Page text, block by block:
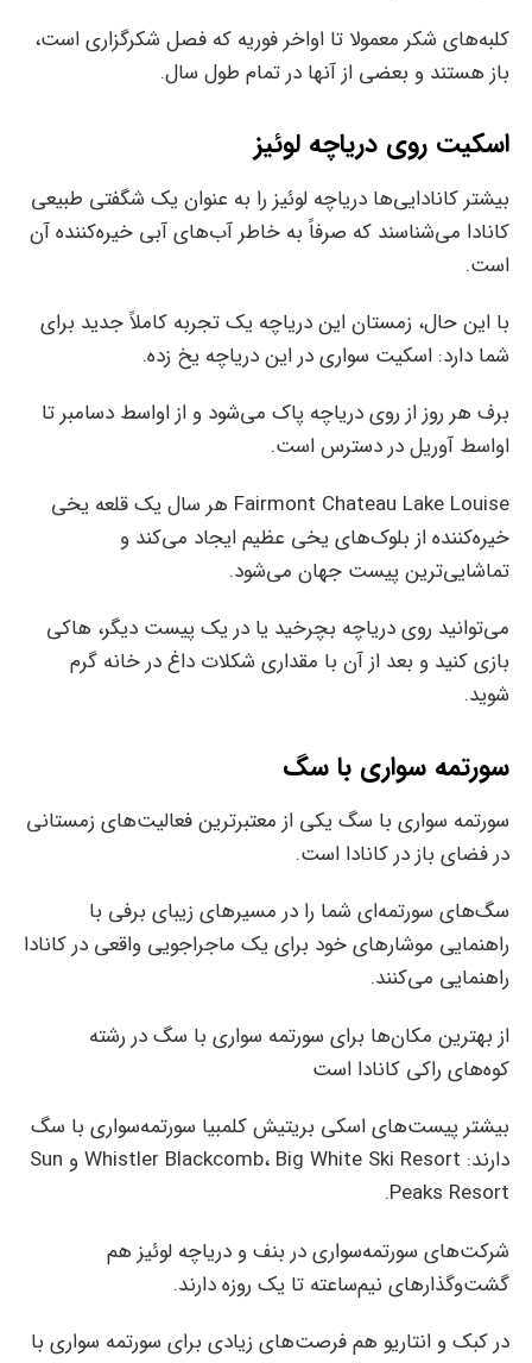
کلبه‌های شکر معمولا تا اواخر فوریه که فصل شکرگزاری است،
باز هستند و بعضی از آنها در تمام طول سال.
اسکیت روی دریاچه لوئیز
بیشتر کانادایی‌ها دریاچه لوئیز را به عنوان یک شگفتی طبیعی
کانادا می‌شناسند که صرفاً به خاطر آب‌های آبی خیره‌کننده آن
است.
با این حال، زمستان این دریاچه یک تجربه کاملاً جدید برای
شما دارد: اسکیت سواری در این دریاچه یخ زده.
برف هر روز از روی دریاچه پاک می‌شود و از اواسط دسامبر تا
اواسط آوریل در دسترس است.
Fairmont Chateau Lake Louise هر سال یک قلعه یخی
خیره‌کننده از بلوک‌های یخی عظیم ایجاد می‌کند و
تماشایی‌ترین پیست جهان می‌شود.
می‌توانید روی دریاچه بچرخید یا در یک پیست دیگر، هاکی
بازی کنید و بعد از آن با مقداری شکلات داغ در خانه گرم
شوید.
سورتمه سواری با سگ
سورتمه سواری با سگ یکی از معتبرترین فعالیت‌های زمستانی
در فضای باز در کانادا است.
سگ‌های سورتمه‌ای شما را در مسیرهای زیبای برفی با
راهنمایی موشارهای خود برای یک ماجراجویی واقعی در کانادا
راهنمایی می‌کنند.
از بهترین مکان‌ها برای سورتمه سواری با سگ در رشته
کوه‌های راکی کانادا است
بیشتر پیست‌های اسکی بریتیش کلمبیا سورتمه‌سواری با سگ
دارند: Whistler Blackcomb، Big White Ski Resort و Sun
Peaks Resort.
شرکت‌های سورتمه‌سواری در بنف و دریاچه لوئیز هم
گشت‌وگذارهای نیم‌ساعته تا یک روزه دارند.
در کبک و انتاریو هم فرصت‌های زیادی برای سورتمه سواری با